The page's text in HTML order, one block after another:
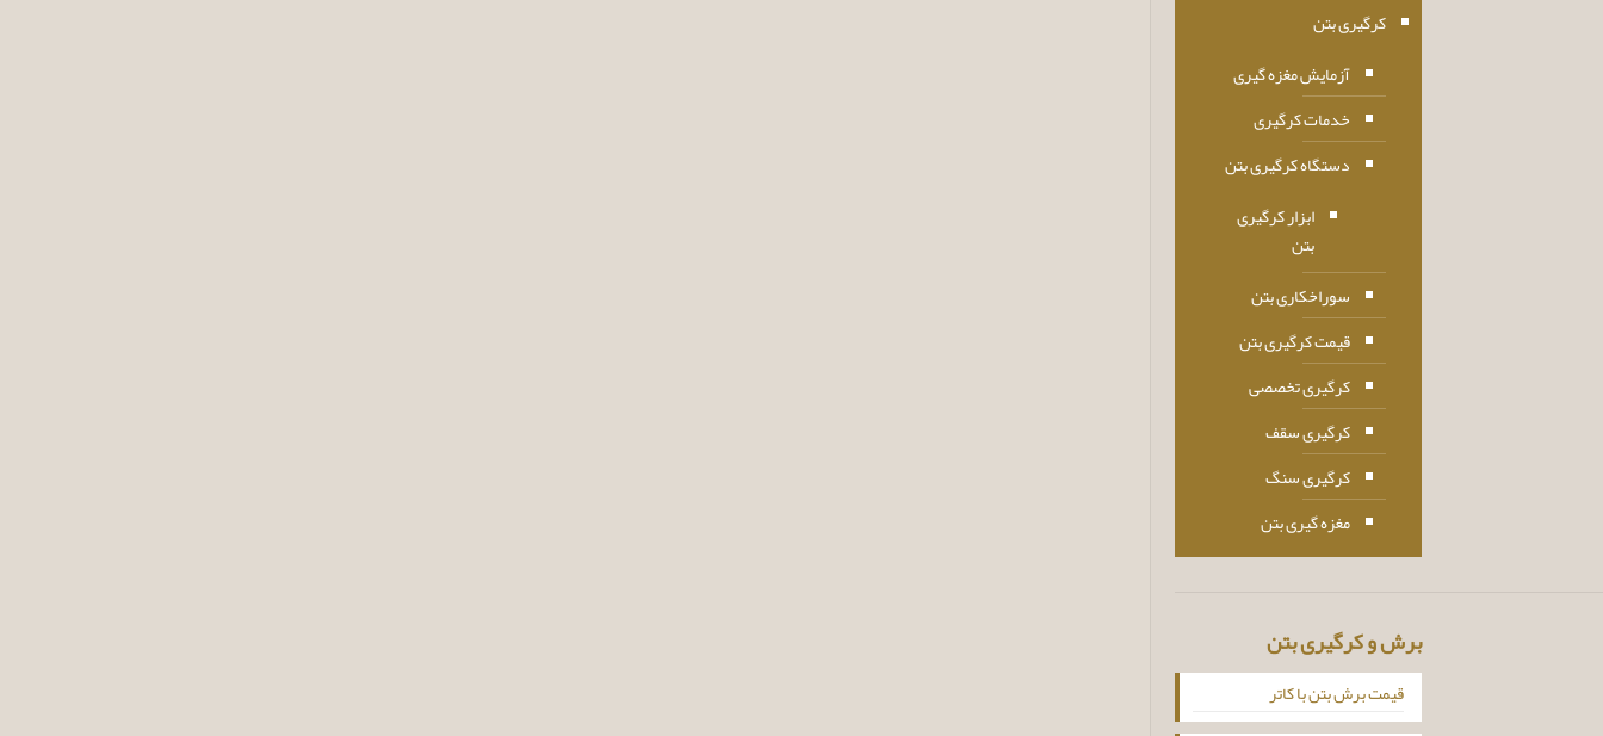
کرگیری بتن
آزمایش مغزه گیری
خدمات کرگیری
دستگاه کرگیری بتن
ابزار کرگیری
بتن
سوراخکاری بتن
قیمت کرگیری بتن
کرگیری تخصصی
کرگیری سقف
کرگیری سنگ
مغزه گیری بتن
برش و کرگیری بتن
قیمت برش بتن با کاتر